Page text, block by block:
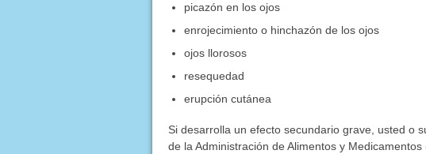
picazón en los ojos
enrojecimiento o hinchazón de los ojos
ojos llorosos
resequedad
erupción cutánea
Si desarrolla un efecto secundario grave, usted o
de la Administración de Alimentos y